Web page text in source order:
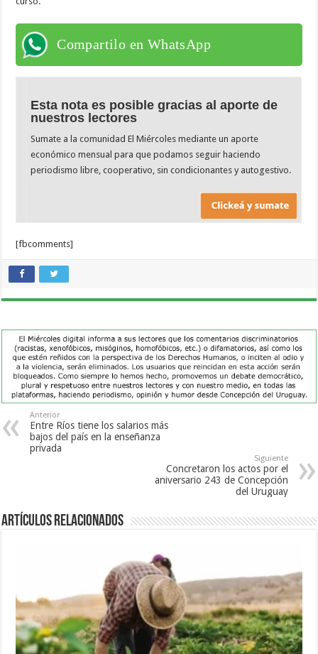
Compartilo en WhatsApp
Esta nota es posible gracias al aporte de
nuestros lectores
Sumate a la comunidad El Miércoles mediante un aporte
económico mensual para que podamos seguir haciendo
periodismo libre, cooperativo, sin condicionantes y autogestivo.
[fbcomments]
Anterior
Entre Ríos tiene los salarios más
bajos del país en la enseñanza
privada
Siguiente
Concretaron los actos por el
aniversario 243 de Concepción
del Uruguay
Artículos Relacionados